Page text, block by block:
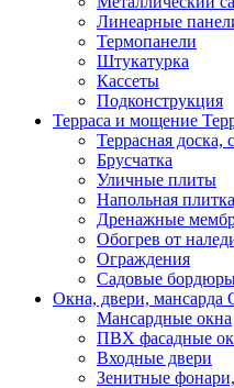
Линеарные
Термопанели
Штукатурка
Кассеты
Подконструкция
Терраса и мощение
Террасная доска,
Брусчатка
Уличные плиты
Напольная
Дренажные
Обогрев от
Ограждения
Садовые
Окна, двери, мансарда
Мансардные окна
ПВХ фасадные
Входные двери
Зенитные